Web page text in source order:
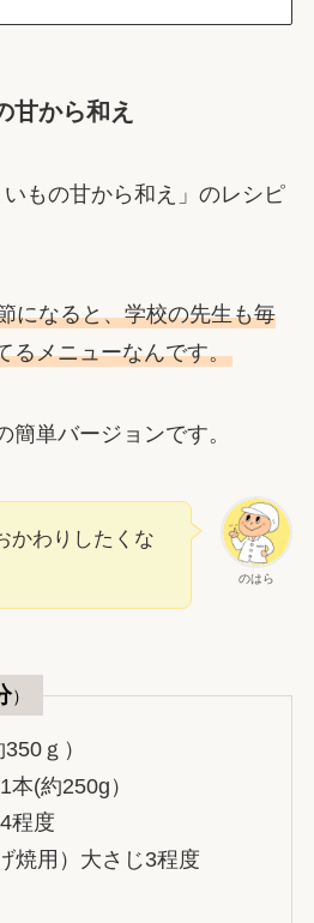
から和え
もの甘から和え」のレシピ
になると、学校の先生も毎
るメニューなんです。
単バージョンです。
のはら
かわりしたくな
）
ｇ）
(約250g）
程度
焼用）大さじ3程度